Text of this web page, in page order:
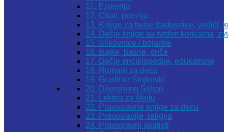
11. Ezoterija
12. Citati, poezija
13. Knjige za bebe (radosnice, vodiči,
14. Dečje knjige sa tvrdim koricama,
15. Slikovnice i bojanke
16. Bajke, basne, priče
17. Dečje enciklopedije, edukativne
18. Romani za decu
19. Gradimir Stojković
20. Džeronimo Stilton
21. Lektira za školu
22. Pravoslavne knjige za decu
23. Pravoslavlje, religija
24. Pravoslavni akatisti